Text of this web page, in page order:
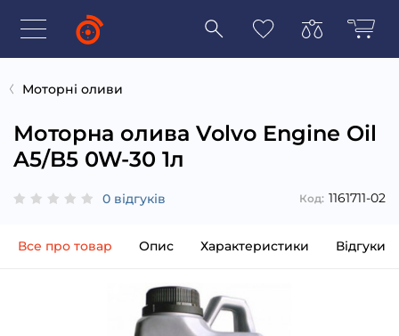
Моторні оливи
Моторна олива Volvo Engine Oil
A5/B5 0W-30 1л
0 відгуків Код: 1161711-02
Все про товар Опис Характеристики Відгуки